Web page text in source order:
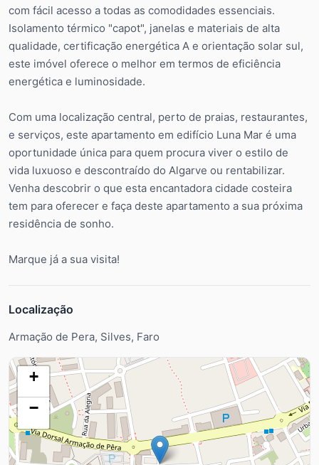
com fácil acesso a todas as comodidades essenciais.
Isolamento térmico "capot", janelas e materiais de alta
qualidade, certificação energética A e orientação solar sul,
este imóvel oferece o melhor em termos de eficiência
energética e luminosidade.
Com uma localização central, perto de praias, restaurantes,
e serviços, este apartamento em edifício Luna Mar é uma
oportunidade única para quem procura viver o estilo de
vida luxuoso e descontraído do Algarve ou rentabilizar.
Venha descobrir o que esta encantadora cidade costeira
tem para oferecer e faça deste apartamento a sua próxima
residência de sonho.
Marque já a sua visita!
Localização
Armação de Pera, Silves, Faro
+
−